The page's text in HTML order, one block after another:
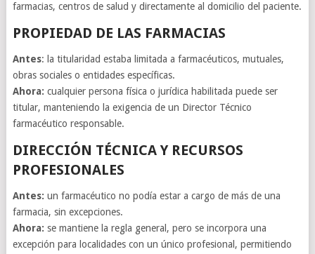
farmacias, centros de salud y directamente al domicilio del paciente.
PROPIEDAD DE LAS FARMACIAS
Antes: la titularidad estaba limitada a farmacéuticos, mutuales,
obras sociales o entidades específicas.
Ahora: cualquier persona física o jurídica habilitada puede ser
titular, manteniendo la exigencia de un Director Técnico
farmacéutico responsable.
DIRECCIÓN TÉCNICA Y RECURSOS
PROFESIONALES
Antes: un farmacéutico no podía estar a cargo de más de una
farmacia, sin excepciones.
Ahora: se mantiene la regla general, pero se incorpora una
excepción para localidades con un único profesional, permitiendo